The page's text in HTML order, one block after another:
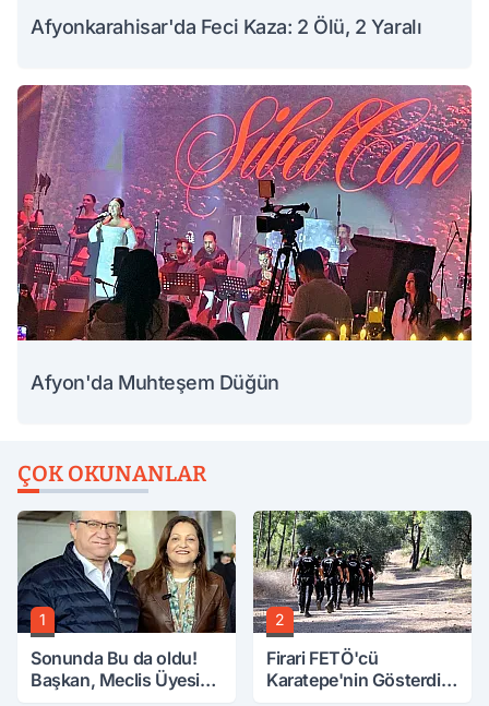
Afyonkarahisar'da Feci Kaza: 2 Ölü, 2 Yaralı
Afyon'da Muhteşem Düğün
ÇOK OKUNANLAR
1
Sonunda Bu da oldu!
Başkan, Meclis Üyesini
2
Firari FETÖ'cü
Karatepe'nin Gösterdiği